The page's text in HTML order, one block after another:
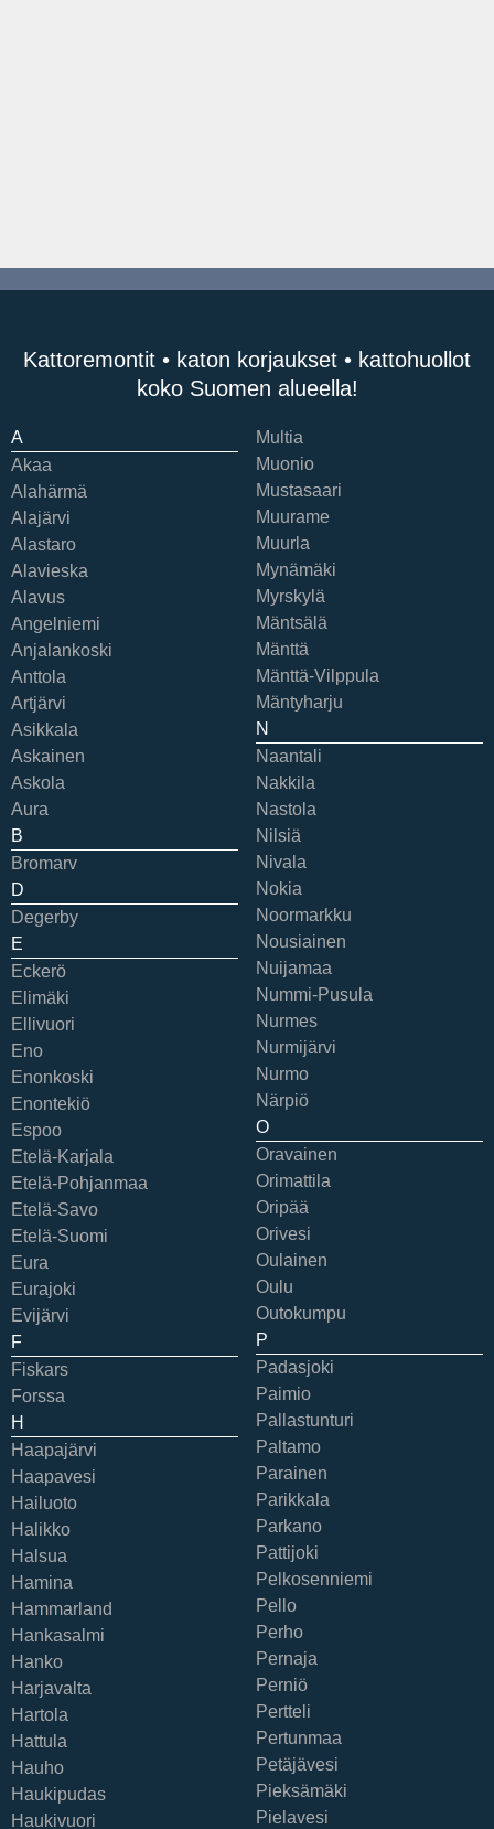
Kattoremontit • katon korjaukset • kattohuollot
koko Suomen alueella!
A
Akaa
Alahärmä
Alajärvi
Alastaro
Alavieska
Alavus
Angelniemi
Anjalankoski
Anttola
Artjärvi
Asikkala
Askainen
Askola
Aura
B
Bromarv
D
Degerby
E
Eckerö
Elimäki
Ellivuori
Eno
Enonkoski
Enontekiö
Espoo
Etelä-Karjala
Etelä-Pohjanmaa
Etelä-Savo
Etelä-Suomi
Eura
Eurajoki
Evijärvi
F
Fiskars
Forssa
H
Haapajärvi
Haapavesi
Hailuoto
Halikko
Halsua
Hamina
Hammarland
Hankasalmi
Hanko
Harjavalta
Hartola
Hattula
Hauho
Haukipudas
Haukivuori
Multia
Muonio
Mustasaari
Muurame
Muurla
Mynämäki
Myrskylä
Mäntsälä
Mänttä
Mänttä-Vilppula
Mäntyharju
N
Naantali
Nakkila
Nastola
Nilsiä
Nivala
Nokia
Noormarkku
Nousiainen
Nuijamaa
Nummi-Pusula
Nurmes
Nurmijärvi
Nurmo
Närpiö
O
Oravainen
Orimattila
Oripää
Orivesi
Oulainen
Oulu
Outokumpu
P
Padasjoki
Paimio
Pallastunturi
Paltamo
Parainen
Parikkala
Parkano
Pattijoki
Pelkosenniemi
Pello
Perho
Pernaja
Perniö
Pertteli
Pertunmaa
Petäjävesi
Pieksämäki
Pielavesi